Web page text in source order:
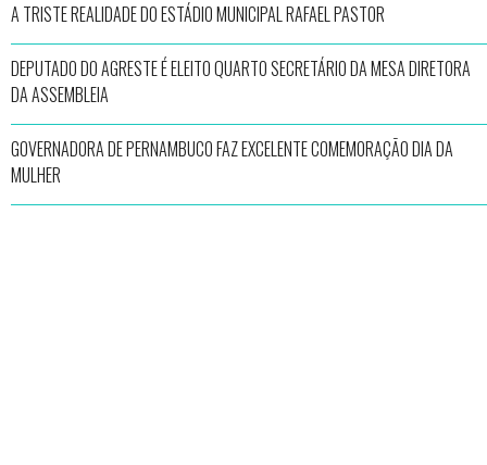
A TRISTE REALIDADE DO ESTÁDIO MUNICIPAL RAFAEL PASTOR
DEPUTADO DO AGRESTE É ELEITO QUARTO SECRETÁRIO DA MESA DIRETORA
DA ASSEMBLEIA
GOVERNADORA DE PERNAMBUCO FAZ EXCELENTE COMEMORAÇÃO DIA DA
MULHER